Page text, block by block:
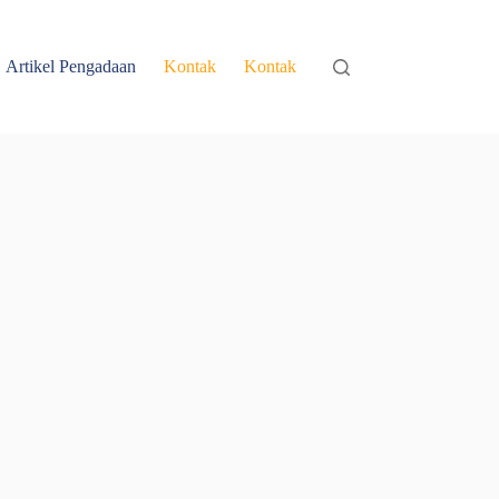
Artikel Pengadaan Kontak Kontak